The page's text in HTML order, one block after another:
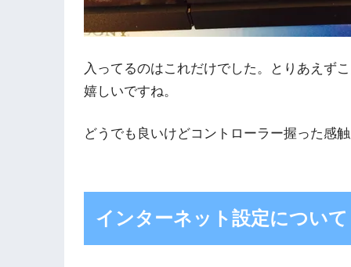
入ってるのはこれだけでした。とりあえず
嬉しいですね。
どうでも良いけどコントローラー握った感
インターネット設定について